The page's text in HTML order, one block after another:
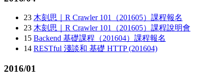
23 木刻思｜R Crawler 101（201605）課程報名
23 木刻思｜R Crawler 101（201605）課程說明會
15 Backend 基礎課程（201604）課程報名
14 RESTful 淺談和 基礎 HTTP (201604)
2016/01